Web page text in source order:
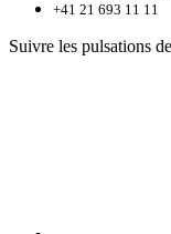
+41 21 693 11 11
Suivre les pulsations